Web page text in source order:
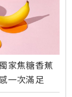
家焦糖香蕉
一次滿足